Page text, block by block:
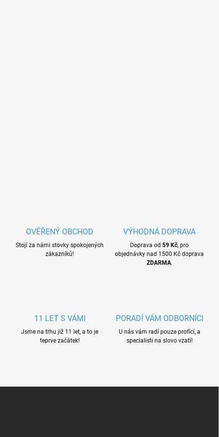
OVĚŘENÝ OBCHOD
Stojí za námi stovky spokojených
zákazníků!
VÝHODNÁ DOPRAVA
Doprava od 59 Kč, pro
objednávky nad 1500 Kč doprava
ZDARMA.
11 LET S VÁMI
Jsme na trhu již 11 let, a to je
teprve začátek!
PORADÍ VÁM ODBORNÍCI
U nás vám radí pouze profící, a
specialisti na slovo vzatí!